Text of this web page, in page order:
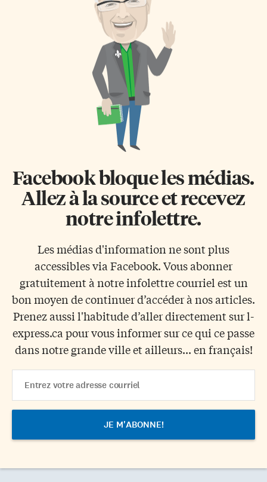
Facebook bloque les médias.
Allez à la source et recevez
notre infolettre.
Les médias d'information ne sont plus
accessibles via Facebook. Vous abonner
gratuitement à notre infolettre courriel est un
bon moyen de continuer d’accéder à nos articles.
Prenez aussi l'habitude d’aller directement sur l-
express.ca pour vous informer sur ce qui ce passe
dans notre grande ville et ailleurs... en français!
Address